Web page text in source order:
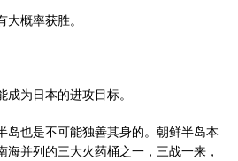
概率获胜。
为日本的进攻目标。
岛也是不可能独善其身的。朝鲜半岛本
并列的三大火药桶之一，三战一来，